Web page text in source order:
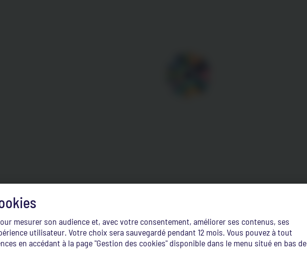
mesurer son audience et, avec votre consentement, améliorer ses contenus, ses
utilisateur. Votre choix sera sauvegardé pendant 12 mois. Vous pouvez à tout
en accédant à la page "Gestion des cookies" disponible dans le menu situé en bas de